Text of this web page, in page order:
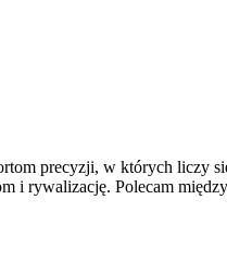
precyzji, w których liczy
rywalizację. Polecam